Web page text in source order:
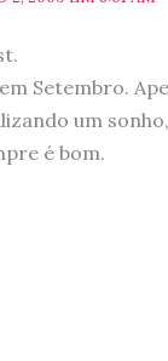
Setembro.
um
é bom.